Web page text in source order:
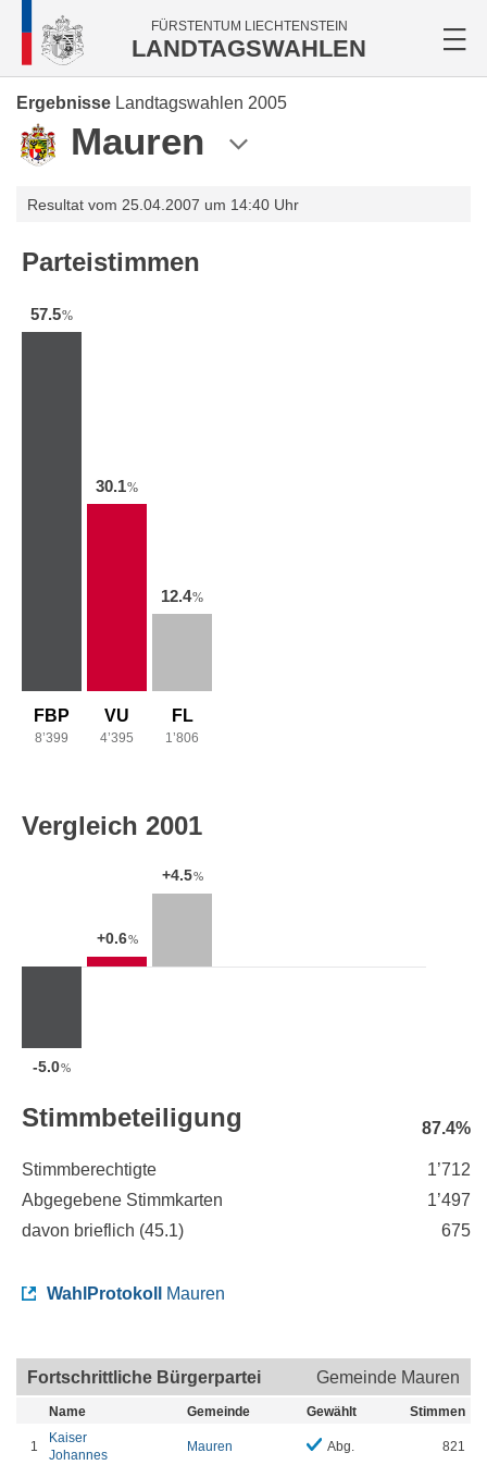
FÜRSTENTUM LIECHTENSTEIN
LANDTAGSWAHLEN
Ergebnisse Landtagswahlen 2005
Mauren
Resultat vom 25.04.2007 um 14:40 Uhr
Parteistimmen
57.5%
FBP
8’399
30.1%
VU
4’395
12.4%
FL
1’806
Vergleich 2001
-5.0%
+0.6%
+4.5%
Stimmbeteiligung 87.4%
Stimmberechtigte
1’712
Abgegebene Stimmkarten
1’497
davon brieflich (45.1) 675
WahlProtokoll Mauren
Fortschrittliche Bürgerpartei Gemeinde Mauren
Name Gemeinde Gewählt Stimmen
1
Kaiser
Johannes
Mauren Abg. 821